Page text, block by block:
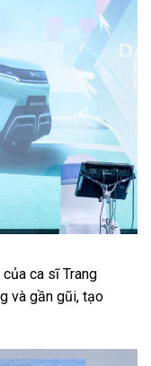
ca sĩ Trang
và gần gũi, tạo